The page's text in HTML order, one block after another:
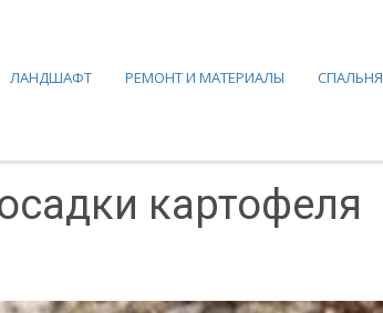
ЛАНДШАФТ РЕМОНТ И МАТЕРИАЛЫ СПАЛЬНЯ
картофеля